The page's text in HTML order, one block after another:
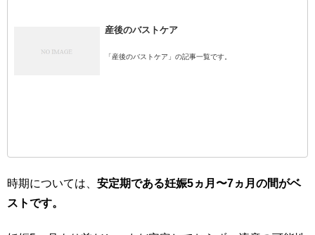
産後のバストケア
「産後のバストケア」の記事一覧です。
時期については、 安定期である妊娠5ヵ月〜7ヵ月の間がベ
ストです。